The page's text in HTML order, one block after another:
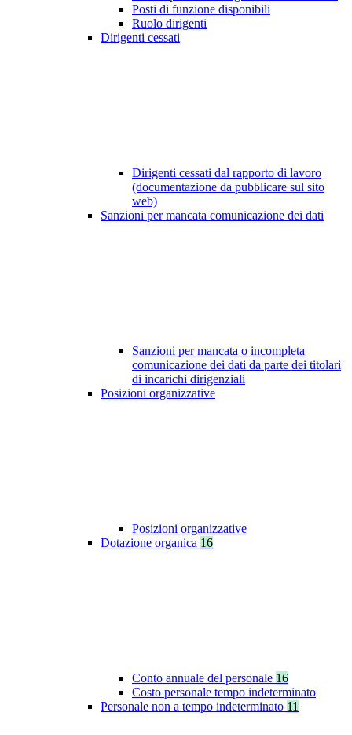
Posti di funzione disponibili
Ruolo dirigenti
Dirigenti cessati
Dirigenti cessati dal rapporto di lavoro
(documentazione da pubblicare sul sito
web)
Sanzioni per mancata comunicazione dei dati
Sanzioni per mancata o incompleta
comunicazione dei dati da parte dei titolari
di incarichi dirigenziali
Posizioni organizzative
Posizioni organizzative
Dotazione organica 16
Conto annuale del personale 16
Costo personale tempo indeterminato
Personale non a tempo indeterminato 11